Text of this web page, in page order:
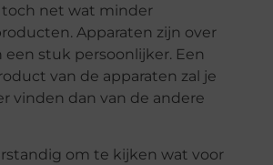
toch net wat minder
Apparaten zijn over
stuk persoonlijker. Een
van de apparaten zal je
vinden dan van de andere
om te kijken wat voor